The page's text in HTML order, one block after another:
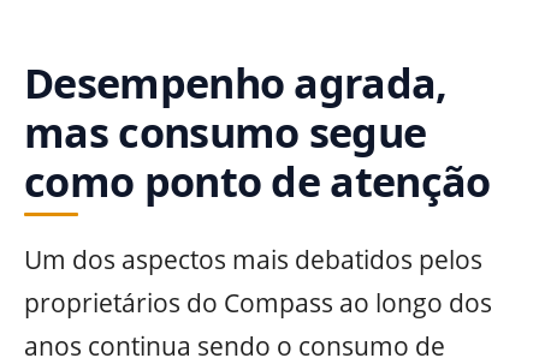
Desempenho agrada,
mas consumo segue
como ponto de atenção
Um dos aspectos mais debatidos pelos
proprietários do Compass ao longo dos
anos continua sendo o consumo de